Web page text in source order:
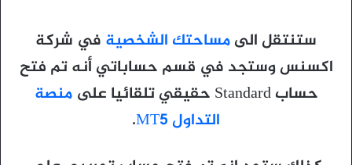
ستنتقل الىمساحتك الشخصية في شركة
اكسنسوستجد في قسم حساباتي أنه تم فتح
حساب Standard حقيقي تلقائيا على
منصة
التداول MT5
.